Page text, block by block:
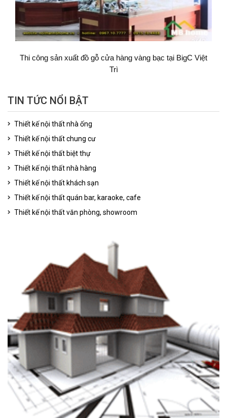
Thi công sản xuất đồ gỗ cửa hàng vàng bạc tại BigC Việt
Trì
TIN TỨC NỔI BẬT
Thiết kế nội thất nhà ống
Thiết kế nội thất chung cư
Thiết kế nội thất biệt thự
Thiết kế nội thất nhà hàng
Thiết kế nội thất khách sạn
Thiết kế nội thất quán bar, karaoke, cafe
Thiết kế nội thất văn phòng, showroom